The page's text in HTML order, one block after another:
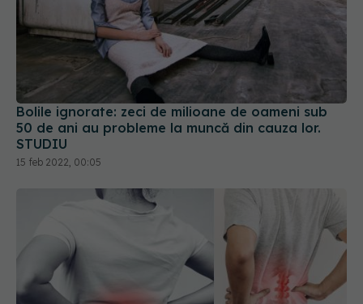
Bolile ignorate: zeci de milioane de oameni sub
50 de ani au probleme la muncă din cauza lor.
STUDIU
15 feb 2022, 00:05